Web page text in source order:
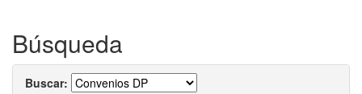
Búsqueda
Buscar: